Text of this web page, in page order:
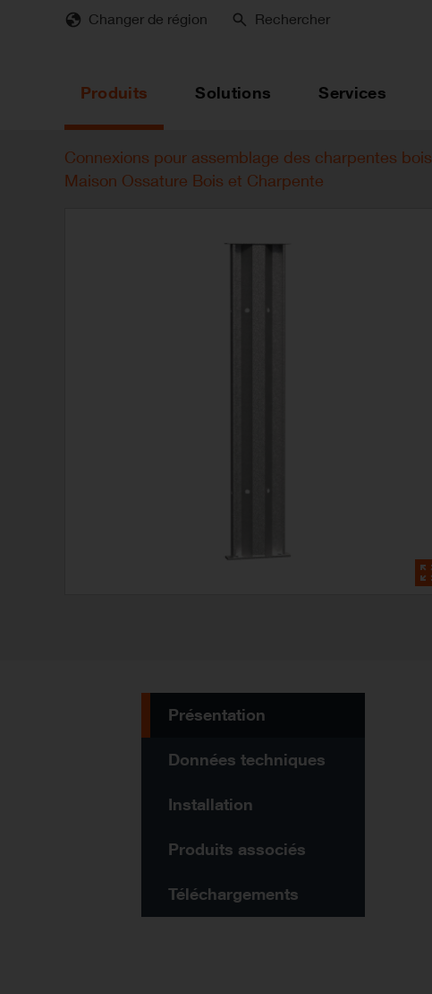
Changer de région Rechercher
Produits Solutions Services
Connexions pour assemblage des charpentes bois
Maison Ossature Bois et Charpente
Présentation
Données techniques
Installation
Produits associés
Téléchargements